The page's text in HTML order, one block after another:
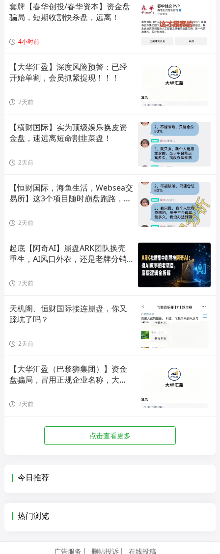
套牌【春华创投/春华资本】资金盘
骗局，短期收割快杀盘，远离！
4小时前
【大华汇盈】深度风险预警：已经
开始单割，会员抓紧提现！！！
2天前
【横财国际】实为顶级娱乐换皮资
金盘，速远离短命割韭菜盘！
2天前
【恒财国际，海鱼生活，Websea交
易所】这3个项目随时崩盘跑路，赶
2天前
起底【阿奇AI】崩盘ARK团队换壳
重生，AI风口外衣，还是老牌分销
2天前
天机阁、恒财国际接连崩盘，你又
踩坑了吗？
2天前
【大华汇盈（巴黎狮集团）】资金
盘骗局，冒用正规企业名称，大量
2天前
点击查看更多
今日推荐
热门浏览
广告服务 删帖投诉 在线投稿